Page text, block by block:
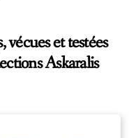
vécues et testées
Askaralis